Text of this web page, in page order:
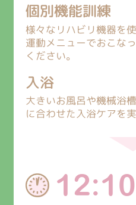
個別機能訓練
様々なリハビリ機器を
運動メニューでおこな
ください。
入浴
大きいお風呂や機械浴
に合わせた入浴ケアを
12:10